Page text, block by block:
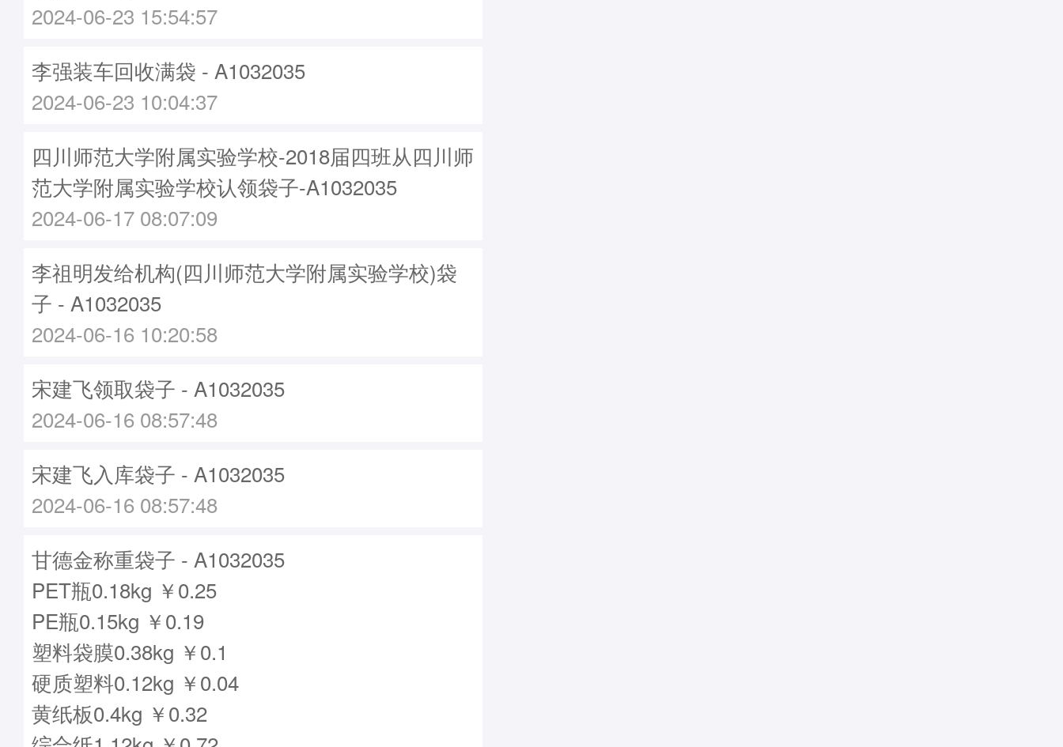
2024-06-23 15:54:57
李强装车回收满袋 - A1032035
2024-06-23 10:04:37
四川师范大学附属实验学校-2018届四班从四川师
范大学附属实验学校认领袋子-A1032035
2024-06-17 08:07:09
李祖明发给机构(四川师范大学附属实验学校)袋
子 - A1032035
2024-06-16 10:20:58
宋建飞领取袋子 - A1032035
2024-06-16 08:57:48
宋建飞入库袋子 - A1032035
2024-06-16 08:57:48
甘德金称重袋子 - A1032035
PET瓶0.18kg ￥0.25
PE瓶0.15kg ￥0.19
塑料袋膜0.38kg ￥0.1
硬质塑料0.12kg ￥0.04
黄纸板0.4kg ￥0.32